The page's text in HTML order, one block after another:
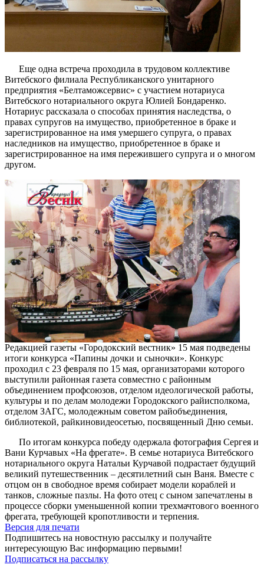
Еще одна встреча проходила в трудовом коллективе
Витебского филиала Республиканского унитарного
предприятия «Белтаможсервис» с участием нотариуса
Витебского нотариального округа Юлией Бондаренко.
Нотариус рассказала о способах принятия наследства, о
правах супругов на имущество, приобретенное в браке и
зарегистрированное на имя умершего супруга, о правах
наследников на имущество, приобретенное в браке и
зарегистрированное на имя пережившего супруга и о многом
другом.
Редакцией газеты «Городокский вестник» 15 мая подведены
итоги конкурса «Папины дочки и сыночки». Конкурс
проходил с 23 февраля по 15 мая, организаторами которого
выступили районная газета совместно с районным
объединением профсоюзов, отделом идеологической работы,
культуры и по делам молодежи Городокского райисполкома,
отделом ЗАГС, молодежным советом райобъединения,
библиотекой, райкиновидеосетью, посвященный Дню семьи.
По итогам конкурса победу одержала фотография Сергея и
Вани Курчавых «На фрегате». В семье нотариуса Витебского
нотариального округа Натальи Курчавой подрастает будущий
великий путешественник – десятилетний сын Ваня. Вместе с
отцом он в свободное время собирает модели кораблей и
танков, сложные пазлы. На фото отец с сыном запечатлены в
процессе сборки уменьшенной копии трехмачтового военного
фрегата, требующей кропотливости и терпения.
Версия для печати
Подпишитесь на новостную рассылку и получайте
интересующую Вас информацию первыми!
Подписаться на рассылку